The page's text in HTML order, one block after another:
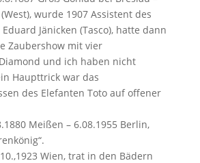
wurde 1907 Assistent des
Jänicken (Tasco), hatte dann
Zaubershow mit vier
und ich haben nicht
Haupttrick war das
des Elefanten Toto auf offener
Meißen – 6.08.1955 Berlin,
Wien, trat in den Bädern